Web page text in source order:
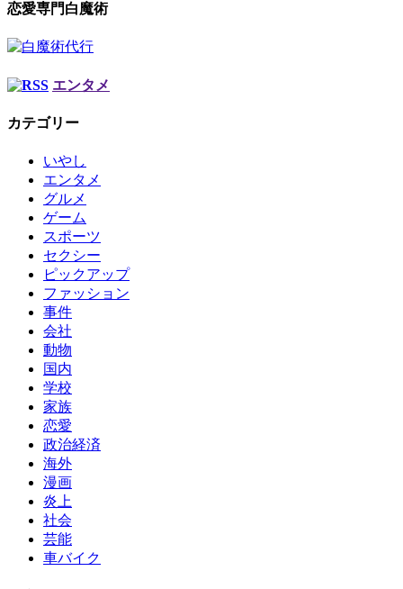
恋愛専門白魔術
エンタメ
カテゴリー
いやし
エンタメ
グルメ
ゲーム
スポーツ
セクシー
ピックアップ
ファッション
事件
会社
動物
国内
学校
家族
恋愛
政治経済
海外
漫画
炎上
社会
芸能
車バイク